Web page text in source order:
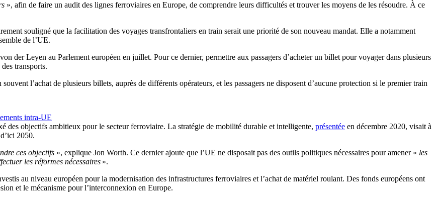
», afin de faire un audit des lignes ferroviaires en Europe, de comprendre leurs difficultés et trouver les moyens de les résoudre. À ce
souligné que la facilitation des voyages transfrontaliers en train serait une priorité de son nouveau mandat. Elle a notamment
de l’UE.
der Leyen au Parlement européen en juillet. Pour ce dernier, permettre aux passagers d’acheter un billet pour voyager dans plusieurs
transports.
l’achat de plusieurs billets, auprès de différents opérateurs, et les passagers ne disposent d’aucune protection si le premier train
intra-UE
des objectifs ambitieux pour le secteur ferroviaire. La stratégie de mobilité durable et intelligente, présentée en décembre 2020, visait à
2050.
ces objectifs », explique Jon Worth. Ce dernier ajoute que l’UE ne disposait pas des outils politiques nécessaires pour amener « les
les réformes nécessaires ».
au niveau européen pour la modernisation des infrastructures ferroviaires et l’achat de matériel roulant. Des fonds européens ont
et le mécanisme pour l’interconnexion en Europe.